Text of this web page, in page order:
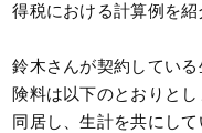
得税における計算例を紹
鈴木さんが契約してい
険料は以下のとおりと
同居し、生計を共にして